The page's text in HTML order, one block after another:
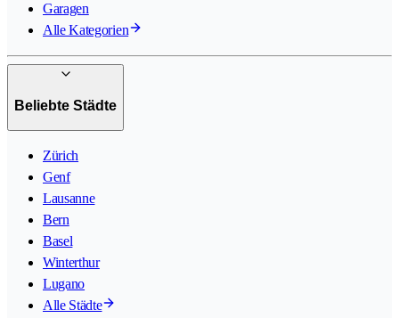
Garagen
Alle Kategorien
Beliebte Städte
Zürich
Genf
Lausanne
Bern
Basel
Winterthur
Lugano
Alle Städte